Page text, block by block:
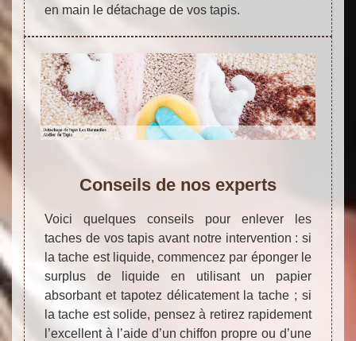
en main le détachage de vos tapis.
Conseils de nos experts
Voici quelques conseils pour enlever les
taches de vos tapis avant notre intervention : si
la tache est liquide, commencez par éponger le
surplus de liquide en utilisant un papier
absorbant et tapotez délicatement la tache ; si
la tache est solide, pensez à retirez rapidement
l’excellent à l’aide d’un chiffon propre ou d’une